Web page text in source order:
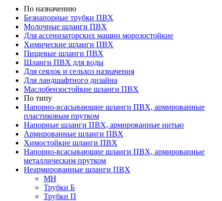
По назначению
Безнапорные трубки ПВХ
Молочные шланги ПВХ
Для ассенизаторских машин морозостойкие
Химические шланги ПВХ
Пищевые шланги ПВХ
Шланги ПВХ для воды
Для сеялок и сельхоз назначения
Для ландшафтного дизайна
Маслобензостойкие шланги ПВХ
По типу
Напорно-всасывающие шланги ПВХ, армированные
пластиковым прутком
Напорные шланги ПВХ, армированные нитью
Армированные шланги ПВХ
Химостойкие шланги ПВХ
Напорно-всасывающие шланги ПВХ, армированные
металлическим прутком
Неармированные шланги ПВХ
МН
Трубки Б
Трубки П